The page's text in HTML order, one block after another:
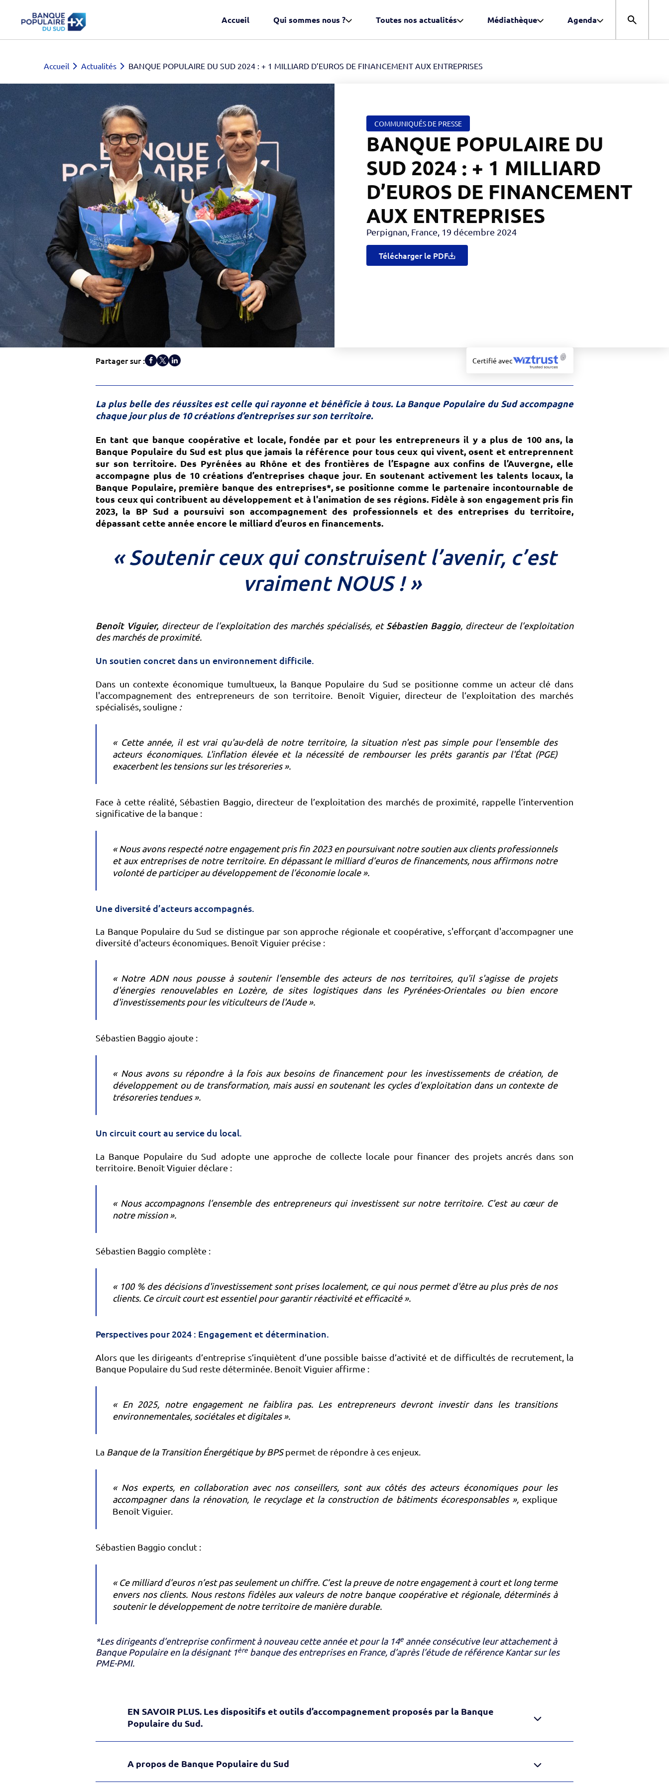
Ouvrir la
Accueil Qui sommes nous ? Toutes nos actualités Médiathèque Agenda
Accueil Actualités BANQUE POPULAIRE DU SUD 2024 : + 1 MILLIARD D’EUROS DE FINANCEMENT AUX ENTREPRISES
COMMUNIQUÉS DE PRESSE
BANQUE POPULAIRE DU
SUD 2024 : + 1 MILLIARD
D’EUROS DE FINANCEMENT
AUX ENTREPRISES
Perpignan, France 19 décembre 2024
Télécharger le PDF
Partager sur : Certifié avec
La plus belle des réussites est celle qui rayonne et bénèficie à tous. La Banque Populaire du Sud accompagne
chaque jour plus de 10 créations d’entreprises sur son territoire.
En tant que banque coopérative et locale, fondée par et pour les entrepreneurs il y a plus de 100 ans, la
Banque Populaire du Sud est plus que jamais la référence pour tous ceux qui vivent, osent et entreprennent
sur son territoire. Des Pyrénées au Rhône et des frontières de l’Espagne aux confins de l’Auvergne, elle
accompagne plus de 10 créations d’entreprises chaque jour. En soutenant activement les talents locaux, la
Banque Populaire, première banque des entreprises*, se positionne comme le partenaire incontournable de
tous ceux qui contribuent au développement et à l'animation de ses régions. Fidèle à son engagement pris fin
2023, la BP Sud a poursuivi son accompagnement des professionnels et des entreprises du territoire,
dépassant cette année encore le milliard d’euros en financements.
« Soutenir ceux qui construisent l’avenir, c’est
vraiment NOUS ! »
Benoît Viguier, directeur de l’exploitation des marchés spécialisés, et Sébastien Baggio, directeur de l’exploitation
des marchés de proximité.
Un soutien concret dans un environnement difficile.
Dans un contexte économique tumultueux, la Banque Populaire du Sud se positionne comme un acteur clé dans
l'accompagnement des entrepreneurs de son territoire. Benoît Viguier, directeur de l’exploitation des marchés
spécialisés, souligne :
« Cette année, il est vrai qu'au-delà de notre territoire, la situation n'est pas simple pour l'ensemble des
acteurs économiques. L'inflation élevée et la nécessité de rembourser les prêts garantis par l'État (PGE)
exacerbent les tensions sur les trésoreries ».
Face à cette réalité, Sébastien Baggio, directeur de l’exploitation des marchés de proximité, rappelle l’intervention
significative de la banque :
« Nous avons respecté notre engagement pris fin 2023 en poursuivant notre soutien aux clients professionnels
et aux entreprises de notre territoire. En dépassant le milliard d’euros de financements, nous affirmons notre
volonté de participer au développement de l’économie locale ».
Une diversité d’acteurs accompagnés.
La Banque Populaire du Sud se distingue par son approche régionale et coopérative, s'efforçant d'accompagner une
diversité d'acteurs économiques. Benoît Viguier précise :
« Notre ADN nous pousse à soutenir l'ensemble des acteurs de nos territoires, qu'il s'agisse de projets
d'énergies renouvelables en Lozère, de sites logistiques dans les Pyrénées-Orientales ou bien encore
d'investissements pour les viticulteurs de l'Aude ».
Sébastien Baggio ajoute :
« Nous avons su répondre à la fois aux besoins de financement pour les investissements de création, de
développement ou de transformation, mais aussi en soutenant les cycles d'exploitation dans un contexte de
trésoreries tendues ».
Un circuit court au service du local.
La Banque Populaire du Sud adopte une approche de collecte locale pour financer des projets ancrés dans son
territoire. Benoît Viguier déclare :
« Nous accompagnons l’ensemble des entrepreneurs qui investissent sur notre territoire. C'est au cœur de
notre mission ».
Sébastien Baggio complète :
« 100 % des décisions d'investissement sont prises localement, ce qui nous permet d'être au plus près de nos
clients. Ce circuit court est essentiel pour garantir réactivité et efficacité ».
Perspectives pour 2024 : Engagement et détermination.
Alors que les dirigeants d’entreprise s’inquiètent d’une possible baisse d’activité et de difficultés de recrutement, la
Banque Populaire du Sud reste déterminée. Benoît Viguier affirme :
« En 2025, notre engagement ne faiblira pas. Les entrepreneurs devront investir dans les transitions
environnementales, sociétales et digitales ».
La Banque de la Transition Énergétique by BPSpermet de répondre à ces enjeux.
« Nos experts, en collaboration avec nos conseillers, sont aux côtés des acteurs économiques pour les
accompagner dans la rénovation, le recyclage et la construction de bâtiments écoresponsables », explique
Benoît Viguier.
Sébastien Baggio conclut :
« Ce milliard d’euros n’est pas seulement un chiffre. C’est la preuve de notre engagement à court et long terme
envers nos clients. Nous restons fidèles aux valeurs de notre banque coopérative et régionale, déterminés à
soutenir le développement de notre territoire de manière durable.
*Les dirigeants d’entreprise confirment à nouveau cette année et pour la 14e année consécutive leur attachement à
Banque Populaire en la désignant 1ère banque des entreprises en France, d’après l’étude de référence Kantar sur les
PME-PMI.
EN SAVOIR PLUS. Les dispositifs et outils d’accompagnement proposés par la Banque
Populaire du Sud.
A propos de Banque Populaire du Sud